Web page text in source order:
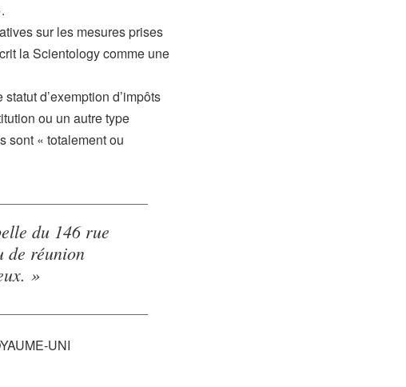
sur les mesures prises
la Scientology comme une
d’exemption d’impôts
ou un autre type
sont « totalement ou
du 146 rue
de réunion
»
UNI